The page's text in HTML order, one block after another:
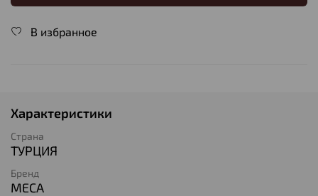
В избранное
Характеристики
Страна
ТУРЦИЯ
Бренд
MECA